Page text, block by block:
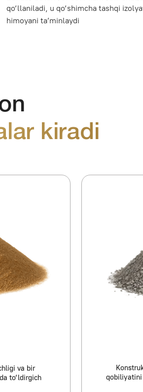
Shag‘al
Konstruksiyaga hajm va
qobiliyatini beruvchi